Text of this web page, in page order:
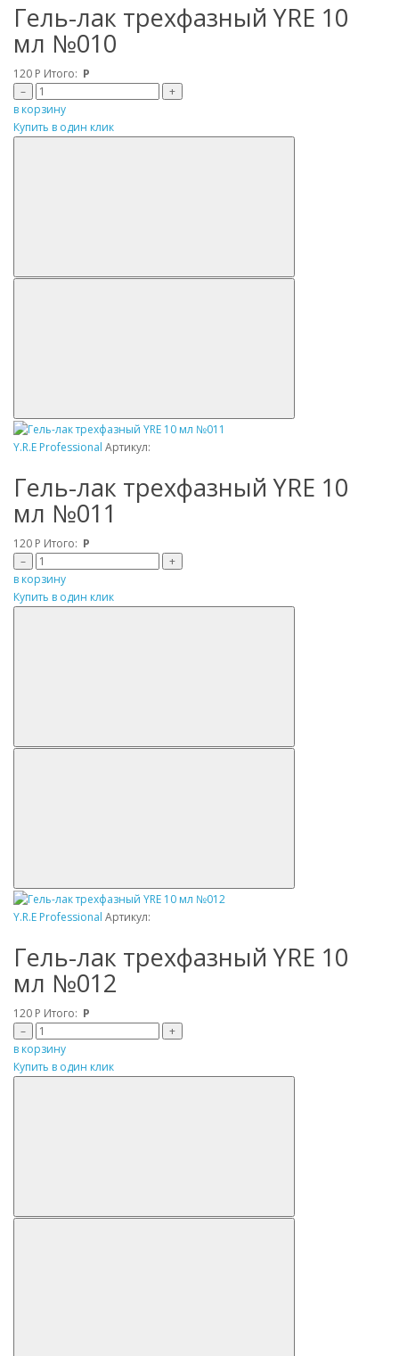
Гель-лак трехфазный YRE 10
мл №010
120 Р Итого: Р
–
+
в корзину
Купить в один клик
Y.R.E Professional Артикул:
Гель-лак трехфазный YRE 10
мл №011
120 Р Итого: Р
–
+
в корзину
Купить в один клик
Y.R.E Professional Артикул:
Гель-лак трехфазный YRE 10
мл №012
120 Р Итого: Р
–
+
в корзину
Купить в один клик